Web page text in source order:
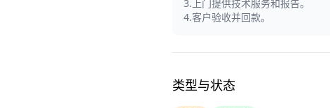
3.上门提供技术服务和报告。
4.客户验收并回款。
类型与状态